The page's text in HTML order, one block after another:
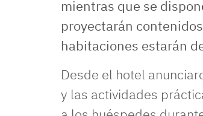
mientras que se
proyectarán
habitaciones estarán
Desde el hotel
y las actividades